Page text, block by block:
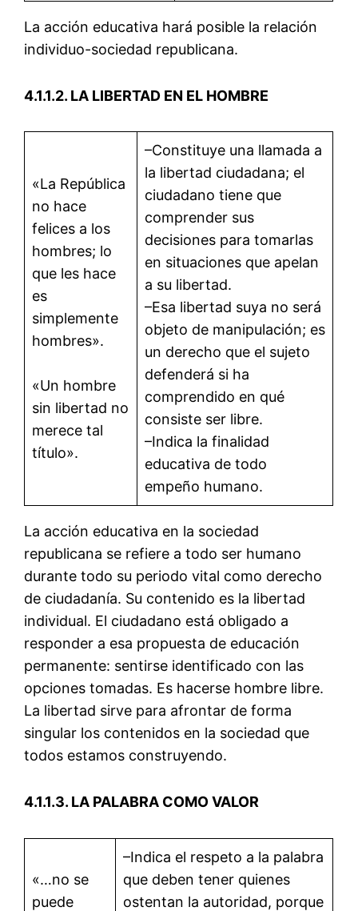
La acción educativa hará posible la relación
individuo-sociedad republicana.
4.1.1.2. LA LIBERTAD EN EL HOMBRE
«La República
no hace
felices a los
hombres; lo
que les hace
es
simplemente
hombres».
«Un hombre
sin libertad no
merece tal
título».
–Constituye una llamada a
la libertad ciudadana; el
ciudadano tiene que
comprender sus
decisiones para tomarlas
en situaciones que apelan
a su libertad.
–Esa libertad suya no será
objeto de manipulación; es
un derecho que el sujeto
defenderá si ha
comprendido en qué
consiste ser libre.
–Indica la finalidad
educativa de todo
empeño humano.
La acción educativa en la sociedad
republicana se refiere a todo ser humano
durante todo su periodo vital como derecho
de ciudadanía. Su contenido es la libertad
individual. El ciudadano está obligado a
responder a esa propuesta de educación
permanente: sentirse identificado con las
opciones tomadas. Es hacerse hombre libre.
La libertad sirve para afrontar de forma
singular los contenidos en la sociedad que
todos estamos construyendo.
4.1.1.3. LA PALABRA COMO VALOR
«…no se
puede
–Indica el respeto a la palabra
que deben tener quienes
ostentan la autoridad, porque